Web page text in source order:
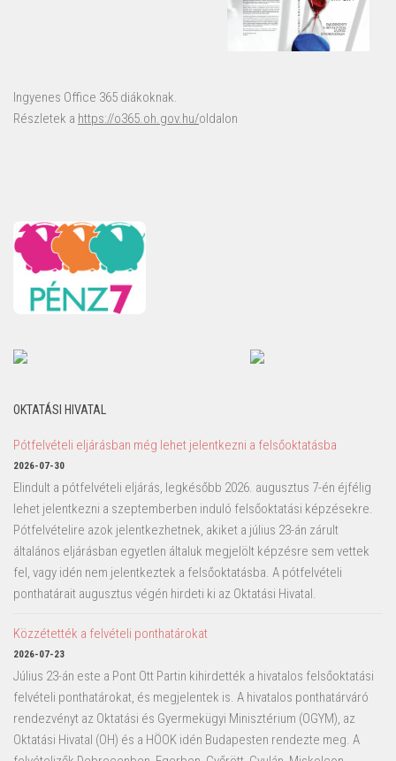
Ingyenes Office 365 diákoknak.
Részletek a https://o365.oh.gov.hu/oldalon
OKTATÁSI HIVATAL
Pótfelvételi eljárásban még lehet jelentkezni a felsőoktatásba
2026-07-30
Elindult a pótfelvételi eljárás, legkésőbb 2026. augusztus 7-én éjfélig
lehet jelentkezni a szeptemberben induló felsőoktatási képzésekre.
Pótfelvételire azok jelentkezhetnek, akiket a július 23-án zárult
általános eljárásban egyetlen általuk megjelölt képzésre sem vettek
fel, vagy idén nem jelentkeztek a felsőoktatásba. A pótfelvételi
ponthatárait augusztus végén hirdeti ki az Oktatási Hivatal.
Közzétették a felvételi ponthatárokat
2026-07-23
Július 23-án este a Pont Ott Partin kihirdették a hivatalos felsőoktatási
felvételi ponthatárokat, és megjelentek is. A hivatalos ponthatárváró
rendezvényt az Oktatási és Gyermekügyi Minisztérium (OGYM), az
Oktatási Hivatal (OH) és a HÖOK idén Budapesten rendezte meg. A